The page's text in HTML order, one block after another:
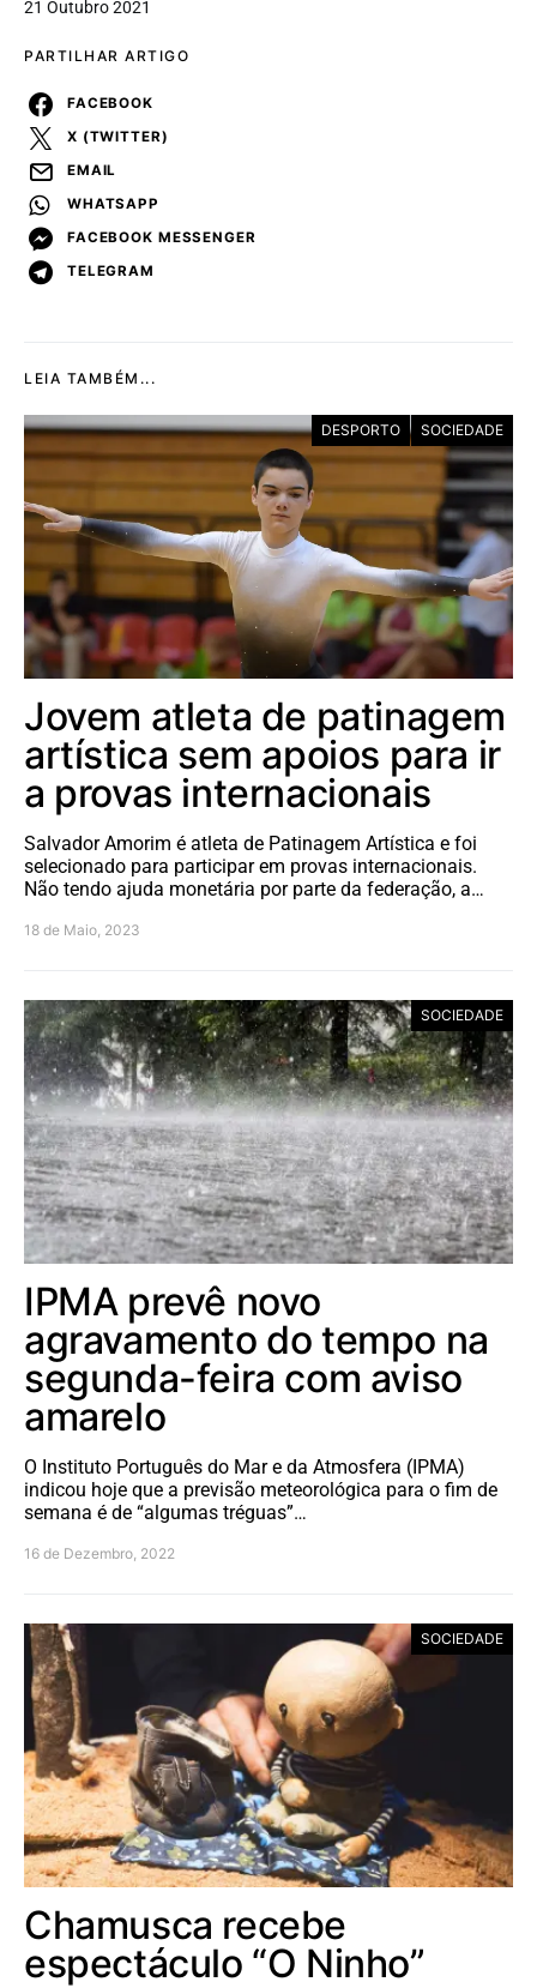
21 Outubro 2021
PARTILHAR ARTIGO
FACEBOOK
X (TWITTER)
EMAIL
WHATSAPP
FACEBOOK MESSENGER
TELEGRAM
LEIA TAMBÉM...
DESPORTO SOCIEDADE
Jovem atleta de patinagem
artística sem apoios para ir
a provas internacionais
Salvador Amorim é atleta de Patinagem Artística e foi
selecionado para participar em provas internacionais.
Não tendo ajuda monetária por parte da federação, a…
18 de Maio, 2023
SOCIEDADE
IPMA prevê novo
agravamento do tempo na
segunda-feira com aviso
amarelo
O Instituto Português do Mar e da Atmosfera (IPMA)
indicou hoje que a previsão meteorológica para o fim de
semana é de “algumas tréguas”…
16 de Dezembro, 2022
SOCIEDADE
Chamusca recebe
espectáculo “O Ninho”